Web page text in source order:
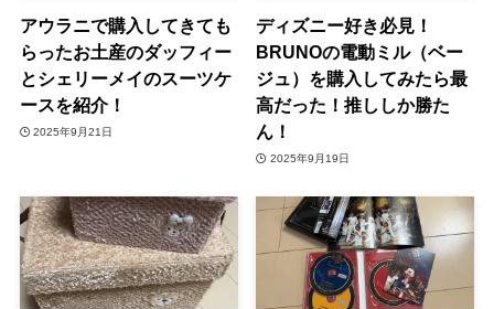
アウラニで購入してきても
らったお土産のダッフィー
とシェリーメイのスーツケ
ースを紹介！
2025年9月21日
ディズニー好き必見！
BRUNOの電動ミル（ベー
ジュ）を購入してみたら最
高だった！推ししか勝た
ん！
2025年9月19日